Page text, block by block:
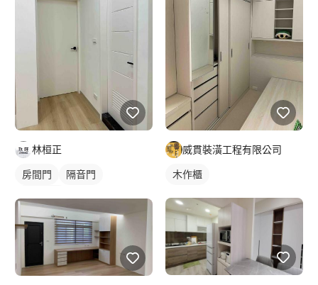
林桓正
房間門
隔音門
威貫裝潢工程有限公司
木作櫃